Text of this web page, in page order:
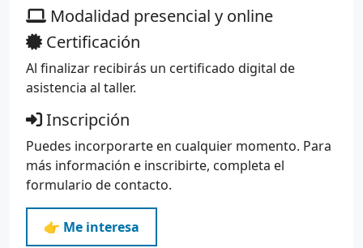
Modalidad presencial y online
Certificación
Al finalizar recibirás un certificado digital de
asistencia al taller.
Inscripción
Puedes incorporarte en cualquier momento. Para
más información e inscribirte, completa el
formulario de contacto.
👉 Me interesa